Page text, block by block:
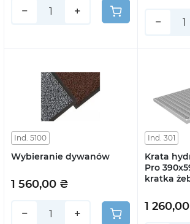
− +
−
Ind. 5100
Wybieranie dywanów
1 560,00 ₴
− +
Ind. 301
Krata
Pro
kratka
1